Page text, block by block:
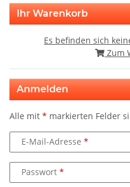
Ihr Warenkorb
Es befinden sich
Zum
Anmelden
Alle mit * markierten Felder
E-Mail-Adresse
Passwort